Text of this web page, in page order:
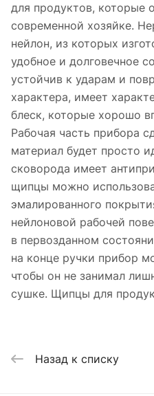
для продуктов, которые
современной хозяйке.
нейлон, из которых
удобное и долговечное
устойчив к ударам и
характера, имеет
блеск, которые хорошо
Рабочая часть прибора
материал будет просто
сковорода имеет
щипцы можно
эмалированного
нейлоновой рабочей
в первозданном
на конце ручки прибор
чтобы он не занимал
сушке. Щипцы для
Назад к списку